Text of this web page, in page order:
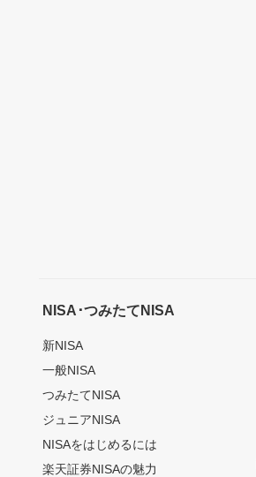
NISA･つみたてNISA
新NISA
一般NISA
つみたてNISA
ジュニアNISA
NISAをはじめるには
楽天証券NISAの魅力